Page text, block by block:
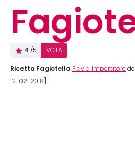
4 /5 VOTA
Ricetta Fagiotella Flavia Imperatore
12-02-2018]